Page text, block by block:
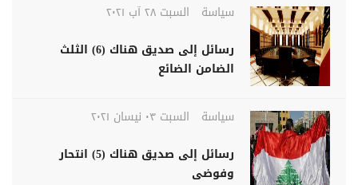
سياسة
السبت ٢٨ آب ٢٠٢١
رسائل إلى صديق هناك (6) الثلث
الضامن الضائع
سياسة
السبت ٠٣ نيسان ٢٠٢١
رسائل إلى صديق هناك (5) انتحار
وفوضى